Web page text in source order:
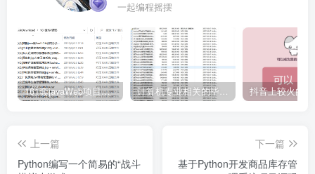
一起编程摇摆
161套javaWeb项目源码免费分享 计算机专业相关的毕业设计论文合集免费下载
上一篇
Python编写一个简易的“战斗
下一篇
基于Python开发商品库存管